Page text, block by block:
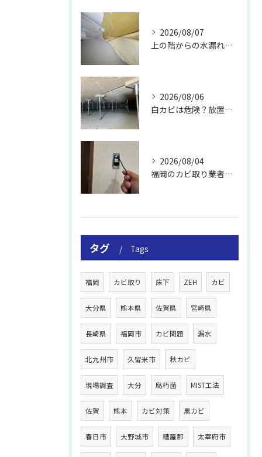
2026/08/07
上の階からの水漏れでカビ｜対処法と業者
2026/08/06
白カビは危険？放置のリスクと取り方
2026/08/04
福岡のカビ取り業者おすすめの選び方と費用
タグ Tags
福岡 カビ取り 床下 ZEH カビ
大分県 熊本県 佐賀県 宮崎県
長崎県 福岡市 カビ問題 漏水
北九州市 久留米市 秋カビ
現場調査 大分 腐朽菌 MIST工法
佐賀 熊本 カビ対策 黒カビ
春日市 大野城市 糟屋郡 太宰府市